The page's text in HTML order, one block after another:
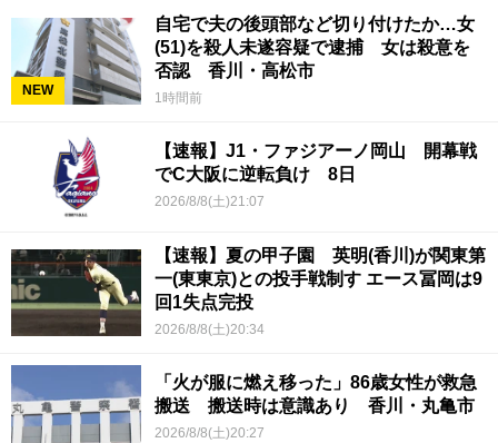
NEW
自宅で夫の後頭部など切り付けたか…女
(51)を殺人未遂容疑で逮捕 女は殺意を
否認 香川・高松市
1時間前
【速報】J1・ファジアーノ岡山 開幕戦
でC大阪に逆転負け 8日
2026/8/8(土)21:07
【速報】夏の甲子園 英明(香川)が関東第
一(東東京)との投手戦制す エース冨岡は9
回1失点完投
2026/8/8(土)20:34
「火が服に燃え移った」86歳女性が救急
搬送 搬送時は意識あり 香川・丸亀市
2026/8/8(土)20:27